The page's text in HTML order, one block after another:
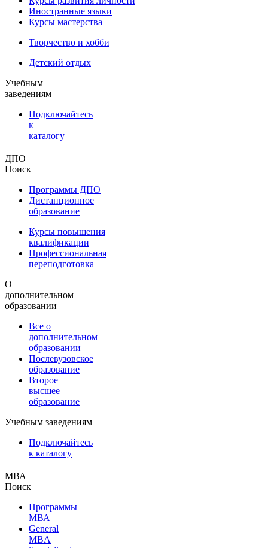
Иностранные языки
Курсы мастерства
Творчество и хобби
Детский отдых
Учебным
заведениям
Подключайтесь
к
каталогу
ДПО
Поиск
Программы ДПО
Дистанционное
образование
Курсы повышения
квалификации
Профессиональная
переподготовка
О
дополнительном
образовании
Все о
дополнительном
образовании
Послевузовское
образование
Второе
высшее
образование
Учебным заведениям
Подключайтесь
к каталогу
МВА
Поиск
Программы
МВА
General
MBA